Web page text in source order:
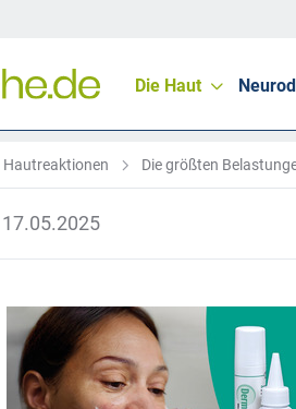
Die Haut
Hautreaktionen Die größten
17.05.2025